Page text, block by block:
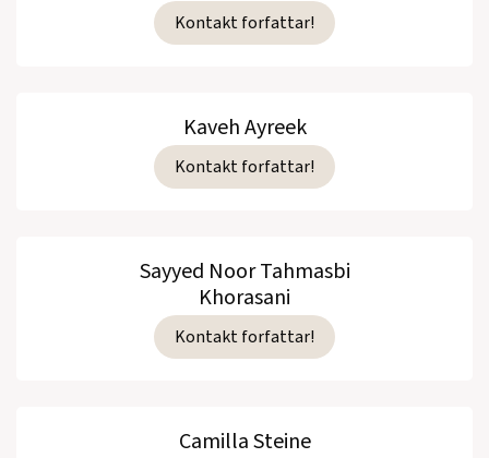
Kontakt forfattar!
Kaveh Ayreek
Kontakt forfattar!
Sayyed Noor Tahmasbi
Khorasani
Kontakt forfattar!
Camilla Steine